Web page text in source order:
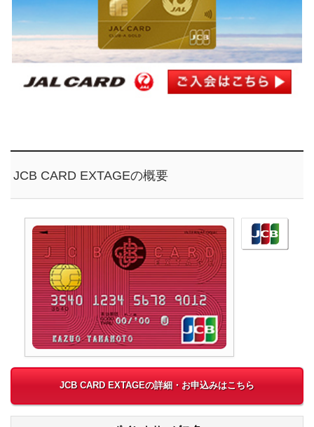
JCB CARD EXTAGEの概要
JCB CARD EXTAGEの詳細・お申込みはこちら